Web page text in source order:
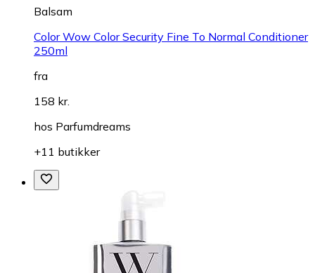
Balsam
Color Wow Color Security Fine To Normal Conditioner
250ml
fra
158 kr.
hos Parfumdreams
+11 butikker